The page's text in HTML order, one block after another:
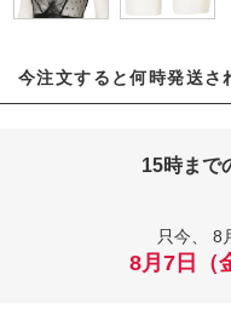
今注文すると何時発送さ
15時まで
只今、 8
8月7日（